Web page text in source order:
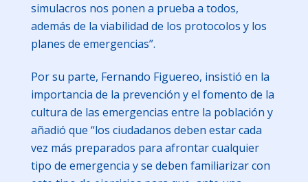
simulacros nos ponen a prueba a todos,
además de la viabilidad de los protocolos y los
planes de emergencias”.
Por su parte, Fernando Figuereo, insistió en la
importancia de la prevención y el fomento de la
cultura de las emergencias entre la población y
añadió que “los ciudadanos deben estar cada
vez más preparados para afrontar cualquier
tipo de emergencia y se deben familiarizar con